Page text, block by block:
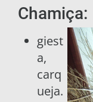
Chamiça:
giest
a,
carq
ueja.